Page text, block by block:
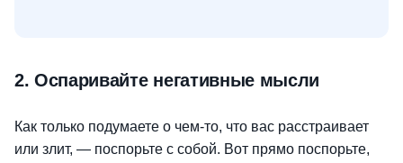
2. Оспаривайте негативные мысли
Как только подумаете о чем-то, что вас расстраивает
или злит, — поспорьте с собой. Вот прямо поспорьте,